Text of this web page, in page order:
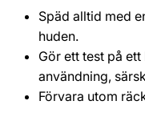
Späd alltid med
huden.
Gör ett test på
användning,
Förvara utom